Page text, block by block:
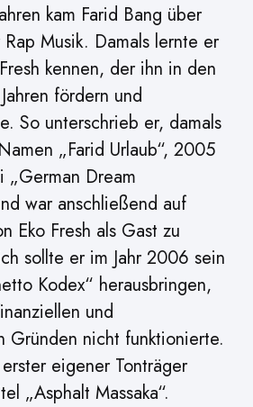
kam Farid Bang über
Musik. Damals lernte er
kennen, der ihn in den
fördern und
So unterschrieb er, damals
„Farid Urlaub“, 2005
„German Dream
war anschließend auf
Eko Fresh als Gast zu
sollte er im Jahr 2006 sein
Kodex“ herausbringen,
und
Gründen nicht funktionierte.
eigener Tonträger
„Asphalt Massaka“.